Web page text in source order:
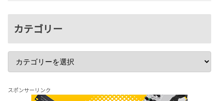
カテゴリー
スポンサーリンク